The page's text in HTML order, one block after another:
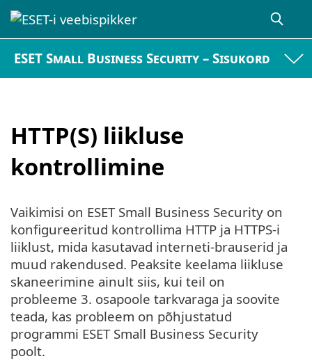
ESET Small Business Security – Sisukord
HTTP(S) liikluse
kontrollimine
Vaikimisi on ESET Small Business Security on
konfigureeritud kontrollima HTTP ja HTTPS-i
liiklust, mida kasutavad interneti-brauserid ja
muud rakendused. Peaksite keelama liikluse
skaneerimine ainult siis, kui teil on
probleeme 3. osapoole tarkvaraga ja soovite
teada, kas probleem on põhjustatud
programmi ESET Small Business Security
poolt.